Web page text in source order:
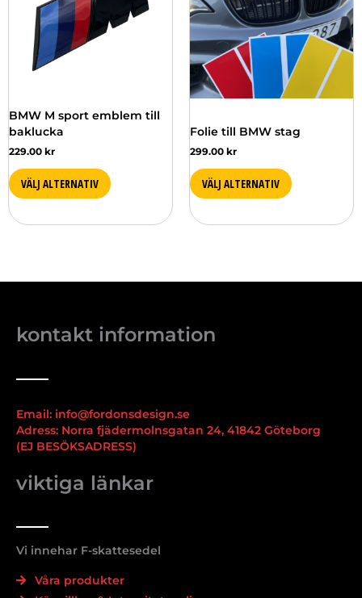
BMW M sport emblem till
baklucka
229.00 kr
VÄLJ ALTERNATIV
varianter.
olika
alternativen
på
produktsidan
Folie till BMW stag
299.00 kr
VÄLJ ALTERNATIV
flera
varianter.
De
olika
alternativen
kan
produktsidan
kontakt information
Email: info@fordonsdesign.se
Adress: Norra fjädermolnsgatan 24, 41842 Göteborg
(EJ BESÖKSADRESS)
viktiga länkar
Vi innehar F-skattesedel
Våra produkter